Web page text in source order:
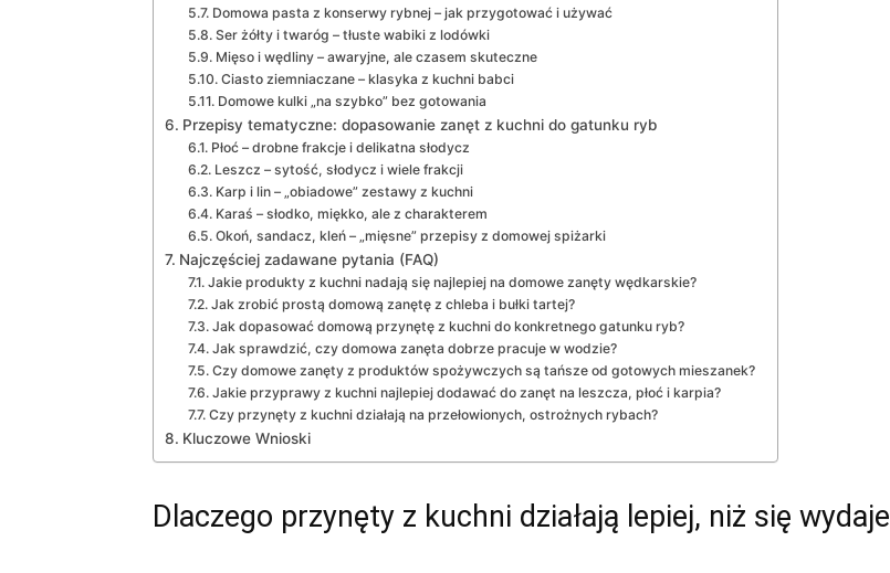
Domowa pasta z konserwy rybnej – jak przygotować i używać
Ser żółty i twaróg – tłuste wabiki z lodówki
Mięso i wędliny – awaryjne, ale czasem skuteczne
Ciasto ziemniaczane – klasyka z kuchni babci
Domowe kulki „na szybko” bez gotowania
Przepisy tematyczne: dopasowanie zanęt z kuchni do gatunku ryb
Płoć – drobne frakcje i delikatna słodycz
Leszcz – sytość, słodycz i wiele frakcji
Karp i lin – „obiadowe” zestawy z kuchni
Karaś – słodko, miękko, ale z charakterem
Okoń, sandacz, kleń – „mięsne” przepisy z domowej spiżarki
Najczęściej zadawane pytania (FAQ)
Jakie produkty z kuchni nadają się najlepiej na domowe zanęty wędkarskie?
Jak zrobić prostą domową zanętę z chleba i bułki tartej?
Jak dopasować domową przynętę z kuchni do konkretnego gatunku ryb?
Jak sprawdzić, czy domowa zanęta dobrze pracuje w wodzie?
Czy domowe zanęty z produktów spożywczych są tańsze od gotowych mieszanek?
Jakie przyprawy z kuchni najlepiej dodawać do zanęt na leszcza, płoć i karpia?
Czy przynęty z kuchni działają na przełowionych, ostrożnych rybach?
Kluczowe Wnioski
Dlaczego przynęty z kuchni działają lepiej, niż się wydaje